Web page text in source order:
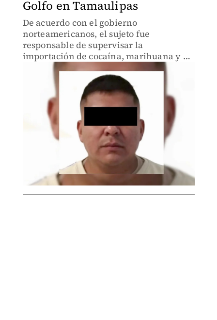
Golfo en Tamaulipas
De acuerdo con el gobierno
norteamericanos, el sujeto fue
responsable de supervisar la
importación de cocaína, marihuana y de
coordinar su distribución en diversas
ciudades de EU.